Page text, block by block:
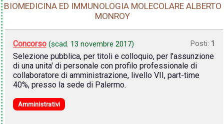
BIOMEDICINA ED IMMUNOLOGIA MOLECOLARE ALBERTO
MONROY
Concorso (scad. 13 novembre 2017) Posti: 1
Selezione pubblica, per titoli e colloquio, per l'assunzione
di una unita' di personale con profilo professionale di
collaboratore di amministrazione, livello VII, part-time
40%, presso la sede di Palermo.
Amministrativi